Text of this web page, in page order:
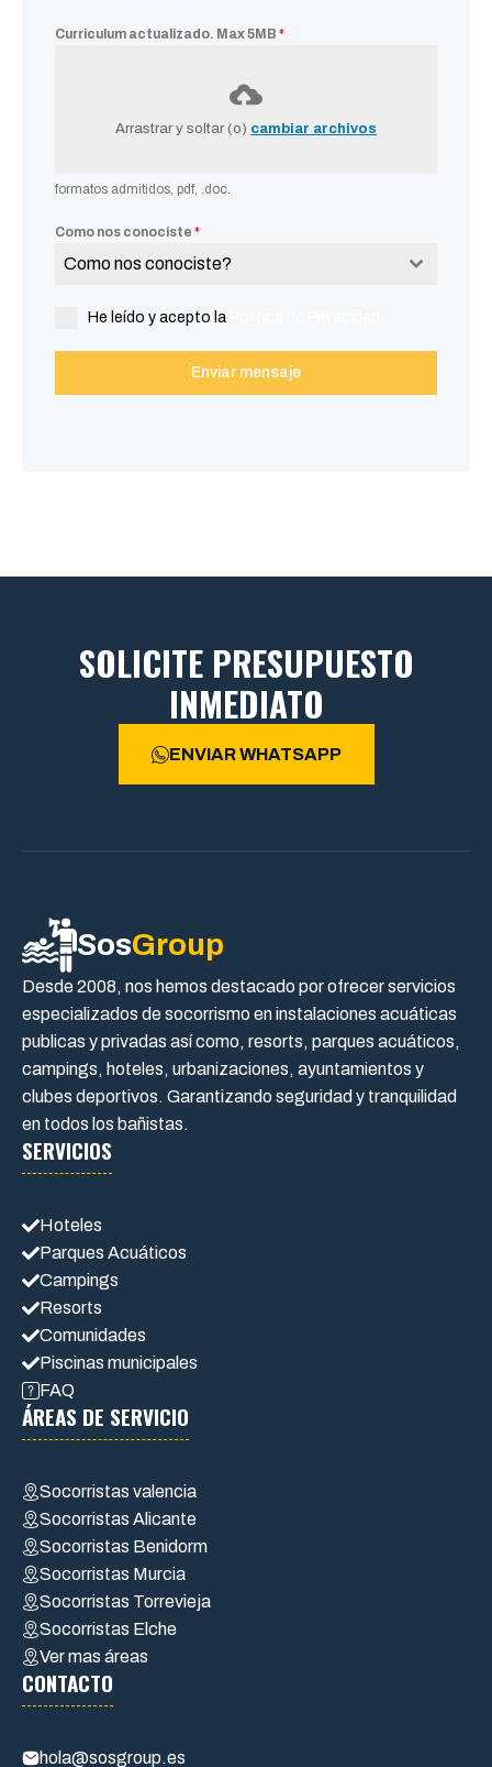
Curriculum actualizado. Max 5MB *
Arrastrar y soltar (o) cambiar archivos
formatos admitidos, pdf, .doc.
Como nos conociste *
Como nos conociste?
He leído y acepto la
Enviar mensaje
SOLICITE PRESUPUESTO
INMEDIATO
ENVIAR WHATSAPP
SosGroup
Desde 2008, nos hemos destacado por ofrecer servicios
especializados de socorrismo en instalaciones acuáticas
publicas y privadas así como, resorts, parques acuáticos,
campings, hoteles, urbanizaciones, ayuntamientos y
clubes deportivos. Garantizando seguridad y tranquilidad
en todos los bañistas.
SERVICIOS
Hoteles
Parques Acuáticos
Campings
Resorts
Comunidades
Piscinas municipales
FAQ
ÁREAS DE SERVICIO
Socorristas valencia
Socorristas Alicante
Socorristas Benidorm
Socorristas Murcia
Socorristas Torrevieja
Socorristas Elche
Ver mas áreas
CONTACTO
hola@sosgroup.es